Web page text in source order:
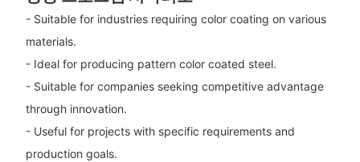
- Suitable for industries requiring color coating on various
materials.
- Ideal for producing pattern color coated steel.
- Suitable for companies seeking competitive advantage
through innovation.
- Useful for projects with specific requirements and
production goals.